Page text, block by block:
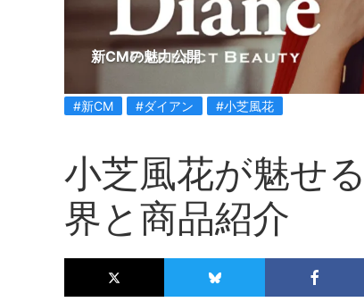
新CMの魅力公開
#新CM #ダイアン #小芝風花
小芝風花が魅せ
界と商品紹介